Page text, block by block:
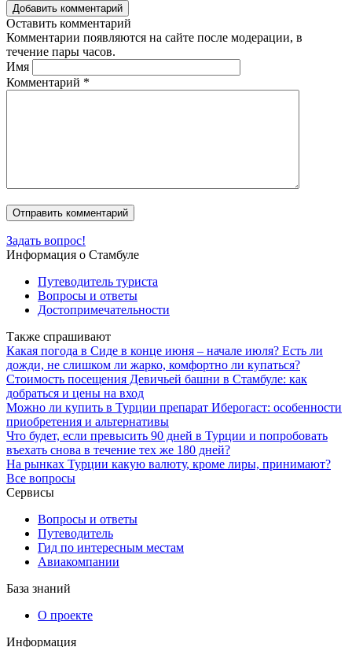
Добавить комментарий
Оставить комментарий
Комментарии появляются на сайте после модерации, в
течение пары часов.
Имя
Комментарий *
Задать вопрос!
Информация о Стамбуле
Путеводитель туриста
Вопросы и ответы
Достопримечательности
Также спрашивают
Какая погода в Сиде в конце июня – начале июля? Есть ли
дожди, не слишком ли жарко, комфортно ли купаться?
Стоимость посещения Девичьей башни в Стамбуле: как
добраться и цены на вход
Можно ли купить в Турции препарат Иберогаст: особенности
приобретения и альтернативы
Что будет, если превысить 90 дней в Турции и попробовать
въехать снова в течение тех же 180 дней?
На рынках Турции какую валюту, кроме лиры, принимают?
Все вопросы
Сервисы
Вопросы и ответы
Путеводитель
Гид по интересным местам
Авиакомпании
База знаний
О проекте
Информация